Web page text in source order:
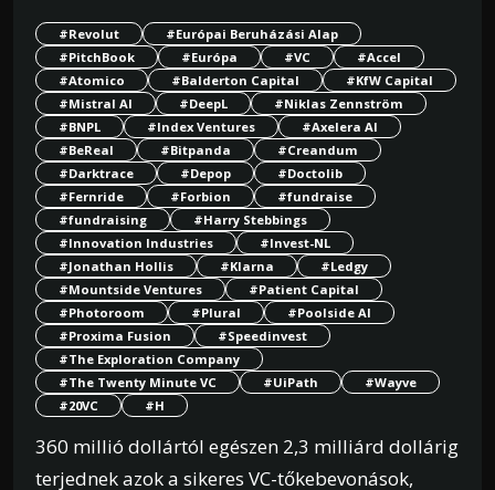
#Revolut
#Európai Beruházási Alap
#PitchBook
#Európa #VC
#Accel
#Atomico
#Balderton Capital
#KfW Capital
#Mistral AI
#DeepL
#Niklas Zennström
#BNPL
#Index Ventures
#Axelera AI
#BeReal
#Bitpanda
#Creandum
#Darktrace
#Depop
#Doctolib
#Fernride
#Forbion
#fundraise
#fundraising
#Harry Stebbings
#Innovation Industries
#Invest-NL
#Jonathan Hollis
#Klarna
#Ledgy
#Mountside Ventures
#Patient Capital
#Photoroom
#Plural
#Poolside AI
#Proxima Fusion
#Speedinvest
#The Exploration Company
#The Twenty Minute VC
#UiPath
#Wayve
#20VC
#H
360 millió dollártól egészen 2,3 milliárd dollárig
terjednek azok a sikeres VC-tőkebevonások,